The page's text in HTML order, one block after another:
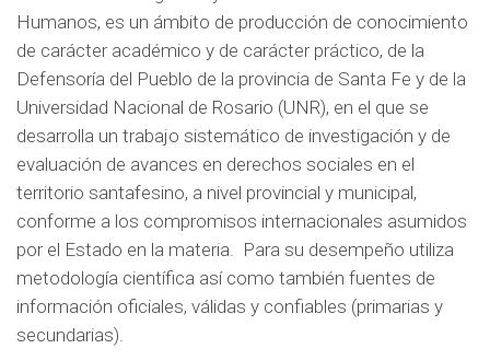
Humanos, es un ámbito de producción de conocimiento
de carácter académico y de carácter práctico, de la
Defensoría del Pueblo de la provincia de Santa Fe y de la
Universidad Nacional de Rosario (UNR), en el que se
desarrolla un trabajo sistemático de investigación y de
evaluación de avances en derechos sociales en el
territorio santafesino, a nivel provincial y municipal,
conforme a los compromisos internacionales asumidos
por el Estado en la materia. Para su desempeño utiliza
metodología científica así como también fuentes de
información oficiales, válidas y confiables (primarias y
secundarias).